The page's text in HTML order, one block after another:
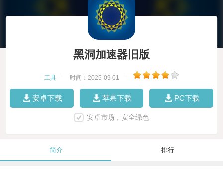
黑洞加速器旧版
工具 时间：2025-09-01
安卓下载 苹果下载 PC下载
安卓市场，安全绿色
简介 排行